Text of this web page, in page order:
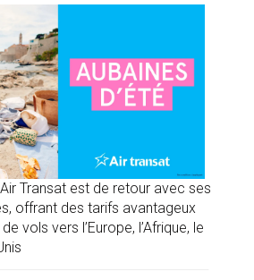
Transat est de retour avec ses
offrant des tarifs avantageux
vols vers l’Europe, l’Afrique, le